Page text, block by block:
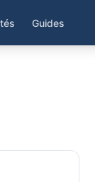
Guides